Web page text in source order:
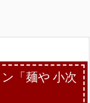
「麺や 小次